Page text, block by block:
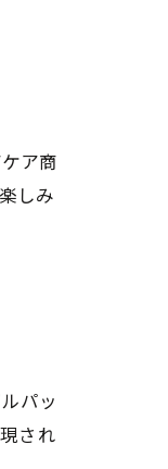
ア商
しみ
パッ
され